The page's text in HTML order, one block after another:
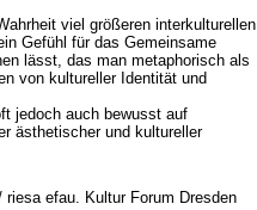
viel größeren interkulturellen
Gefühl für das Gemeinsame
lässt, das man metaphorisch als
von kultureller Identität und
jedoch auch bewusst auf
ästhetischer und kultureller
riesa efau. Kultur Forum Dresden